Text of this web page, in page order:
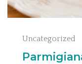
Uncategorized